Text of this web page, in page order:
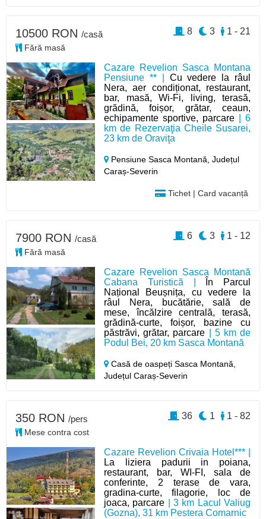
Cazare Revelion Sasca Montana
Pensiune ** | Cu vedere la râul
Nera, aer condiționat, restaurant,
bar, masă, Wi-Fi, living, terasă,
grădină, foișor, grătar, ceaun,
echipamente sportive, parcare | 6
km de Rezervaţia Cheile Susarei,
23 km de Oraviţa
Pensiune Sasca Montană,Județul
Caraș-Severin
Tichet | Card vacanță
10500 RON /casă
Fără masă
1 - 21
3
8
Cazare Revelion Sasca Montană
Cabana Turistică |
În Parcul
Național Beușnița, cu vedere la
râul Nera, bucătărie, sală de
mese, încălzire centrală, terasă,
grădină-curte, foișor, bazine cu
păstrăvi, grătar, parcare | 5 km de
Podul Bei, 20 km Sasca Montană
Casă de oaspeți Sasca Montană,
Județul Caraș-Severin
7900 RON /casă
Fără masă
1 - 12
3
6
Cazare Revelion Crivaia Hotel*** |
La liziera padurii in poiana,
restaurant, bar, WI-FI, sala de
conferinte, 2 terase de vara,
gradina-curte, filagorie, loc de
joaca, parcare | 3 km Lacul Valiug
(Gozna), 31 km Pestera Comarnic
350 RON /pers
Mese contra cost
1 - 82
1
36